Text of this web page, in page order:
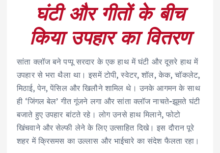
घंटी और गीतों के बीच
किया उपहार का वितरण
सांता क्लॉज बने पप्पू सरदार के एक हाथ में घंटी और दूसरे हाथ में
उपहार से भरा थैला था। इसमें टोपी, स्वेटर, शॉल, केक, चॉकलेट,
मिठाई, पेन, पेंसिल और खिलौने शामिल थे। उनके आगमन के साथ
ही ‘जिंगल बेल’ गीत गूंजने लगा और सांता क्लॉज नाचते-झूमते घंटी
बजाते हुए उपहार बांटते रहे। लोग उनसे हाथ मिलाने, फोटो
खिंचवाने और सेल्फी लेने के लिए उत्साहित दिखे। इस दौरान पूरे
शहर में क्रिसमस का उल्लास और भाईचारे का संदेश फैलता रहा।